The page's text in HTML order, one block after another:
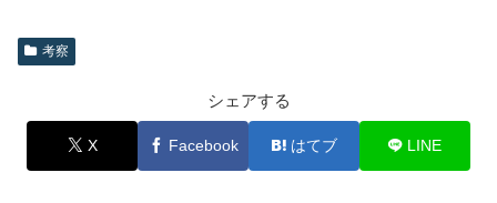
考察
シェアする
X Facebook はてブ LINE